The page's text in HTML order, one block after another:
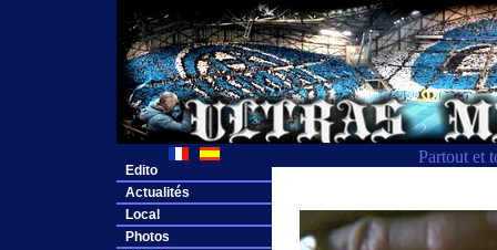
Partout et
Edito
Actualités
Local
Photos